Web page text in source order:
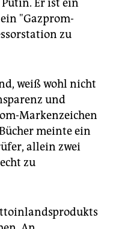
Er ist ein
"Gazprom-
zu
weiß wohl nicht
und
Markenzeichen
meinte ein
allein zwei
zu